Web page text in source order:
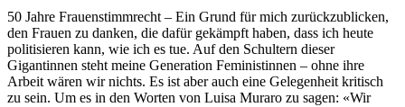
50 Jahre Frauenstimmrecht – Ein Grund für mich zurückzublicken,
den Frauen zu danken, die dafür gekämpft haben, dass ich heute
politisieren kann, wie ich es tue. Auf den Schultern dieser
Gigantinnen steht meine Generation Feministinnen – ohne ihre
Arbeit wären wir nichts. Es ist aber auch eine Gelegenheit kritisch
zu sein. Um es in den Worten von Luisa Muraro zu sagen: «Wir